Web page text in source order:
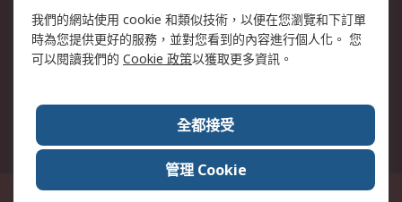
關於RS
RS的歷史
關於RS
加入我們
新聞中心
RS銷售條款
台灣新北市土城區中正路1號8樓之2, 郵遞區號23670 這個網站的所有解釋根據
我們的網站使用 cookie 和類似技術，以便在您瀏覽和下訂單
時為您提供更好的服務，並對您看到的內容進行個人化。 您
可以閱讀我們的 Cookie 政策以獲取更多資訊。
全都接受
管理 Cookie